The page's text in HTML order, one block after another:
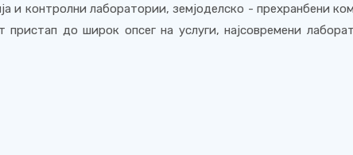
и контролни лаборатории, земјоделско - прехранбени
пристап до широк опсег на услуги, најсовремени